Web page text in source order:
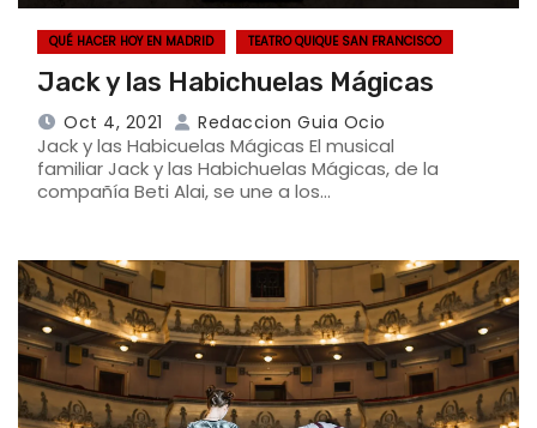
QUÉ HACER HOY EN MADRID TEATRO QUIQUE SAN FRANCISCO
Jack y las Habichuelas Mágicas
Oct 4, 2021 Redaccion Guia Ocio
Jack y las Habicuelas Mágicas El musical
familiar Jack y las Habichuelas Mágicas, de la
compañía Beti Alai, se une a los…